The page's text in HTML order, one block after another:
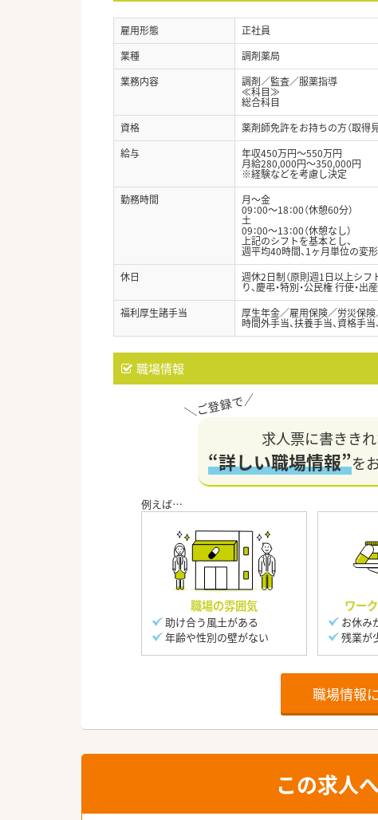
雇用形態
正社員
業種
調剤薬局
業務内容
調剤／監査／服薬指導
≪科目≫
総合科目
資格
薬剤師免許をお持ちの方（取得
給与
年収450万円～550万円
月給280,000円～350,000円
※経験などを考慮し決定
勤務時間
月～金
09：00～18：00（休憩60分）
土
09：00～13：00（休憩なし）
上記のシフトを基本とし、
週平均40時間、1ヶ月単位の変
休日
週休2日制（原則週1日以上シフ
り、慶弔・特別・公民権 行使・出
福利厚生諸手当
厚生年金／雇用保険／労災保
時間外手当、扶養手当、資格手
職場情報
求人票に書きき
“詳しい職場情報”を
職場の雰囲気
助け合う風土がある
年齢や性別の壁がない
ワー
お休み
残業が
職場情報
この求人